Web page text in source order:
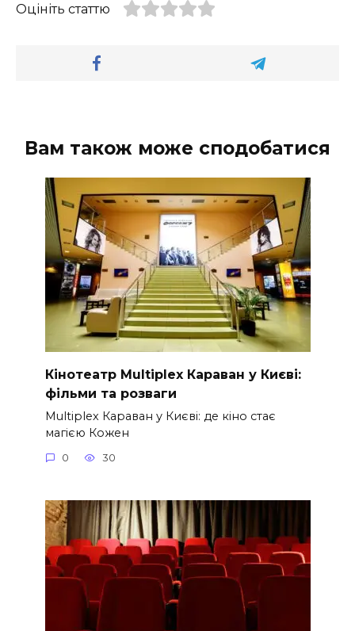
Оцініть статтю
Вам також може сподобатися
Кінотеатр Multiplex Караван у Києві:
фільми та розваги
Multiplex Караван у Києві: де кіно стає
магією Кожен
0 30